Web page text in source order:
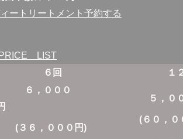
ートリートメント予約する
LIST
６回 １２
６，０００
(３６，０００円)
５，０
(６０，０